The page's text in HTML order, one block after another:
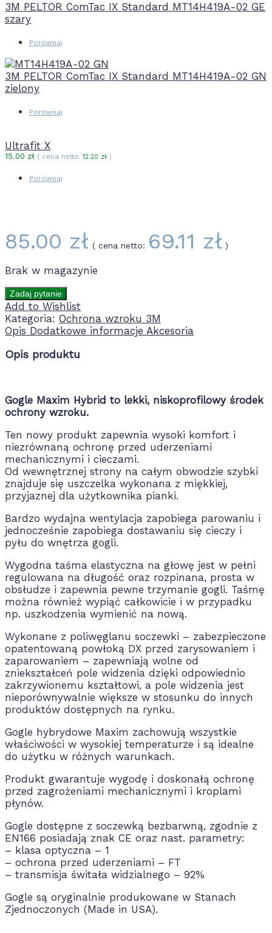
3M PELTOR ComTac IX Standard MT14H419A-02 GE
szary
Porównaj
3M PELTOR ComTac IX Standard MT14H419A-02 GN
zielony
Porównaj
Ultrafit X
15.00 zł ( cena netto: 12.20 zł )
Porównaj
85.00 zł ( cena netto: 69.11 zł )
Brak w magazynie
Add to Wishlist
Kategoria: Ochrona wzroku 3M
Opis Dodatkowe informacje Akcesoria
Opis produktu
Gogle Maxim Hybrid to lekki, niskoprofilowy środek
ochrony wzroku.
Ten nowy produkt zapewnia wysoki komfort i
niezrównaną ochronę przed uderzeniami
mechanicznymi i cieczami.
Od wewnętrznej strony na całym obwodzie szybki
znajduje się uszczelka wykonana z miękkiej,
przyjaznej dla użytkownika pianki.
Bardzo wydajna wentylacja zapobiega parowaniu i
jednocześnie zapobiega dostawaniu się cieczy i
pyłu do wnętrza gogli.
Wygodna taśma elastyczna na głowę jest w pełni
regulowana na długość oraz rozpinana, prosta w
obsłudze i zapewnia pewne trzymanie gogli. Taśmę
można również wypiąć całkowicie i w przypadku
np. uszkodzenia wymienić na nową.
Wykonane z poliwęglanu soczewki – zabezpieczone
opatentowaną powłoką DX przed zarysowaniem i
zaparowaniem – zapewniają wolne od
zniekształceń pole widzenia dzięki odpowiednio
zakrzywionemu kształtowi, a pole widzenia jest
nieporównywalnie większe w stosunku do innych
produktów dostępnych na rynku.
Gogle hybrydowe Maxim zachowują wszystkie
właściwości w wysokiej temperaturze i są idealne
do użytku w różnych warunkach.
Produkt gwarantuje wygodę i doskonałą ochronę
przed zagrożeniami mechanicznymi i kroplami
płynów.
Gogle dostępne z soczewką bezbarwną, zgodnie z
EN166 posiadają znak CE oraz nast. parametry:
– klasa optyczna – 1
– ochrona przed uderzeniami – FT
– transmisja świtała widzialnego – 92%
Gogle są oryginalnie produkowane w Stanach
Zjednoczonych (Made in USA).